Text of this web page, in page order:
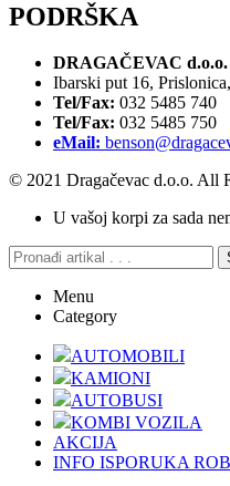
PODRŠKA
DRAGAČEVAC d.o.o.
Ibarski put 16,
Tel/Fax: 032 5485 740
Tel/Fax: 032 5485 750
eMail:
© 2021 Dragačevac d.o.o. All
U vašoj korpi za sada
Menu
Category
AUTOMOBILI
KAMIONI
AUTOBUSI
KOMBI VOZILA
AKCIJA
INFO ISPORUKA